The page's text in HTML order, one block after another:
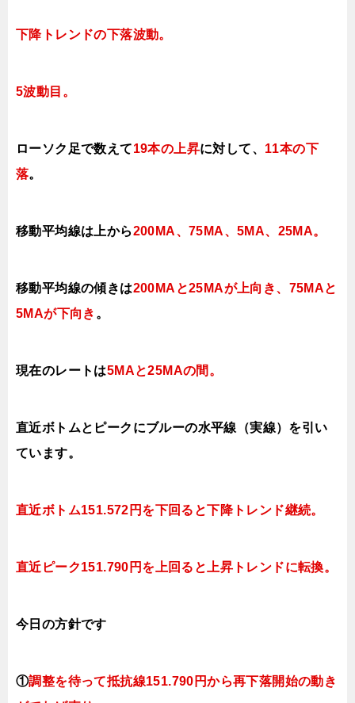
下降トレンドの下落波動。
5波動目。
ローソク足で数えて19本の上昇に対して、 11本の下
落。
移動平均線は上から200MA、75MA、5MA、25MA。
移動平均線の傾きは200MAと25MAが上向き、75MAと
5MAが下向き 。
現在のレートは5MAと25MAの間 。
直近ボトムとピークにブルーの水平線（実線）を引い
ています。
直近ボトム151.572円を下回ると下降トレンド継続。
直近ピーク151.790円を上回ると上昇トレンドに転換。
今日 の方針です
①調整を待って抵抗線151.790 円から再下落開始の動き